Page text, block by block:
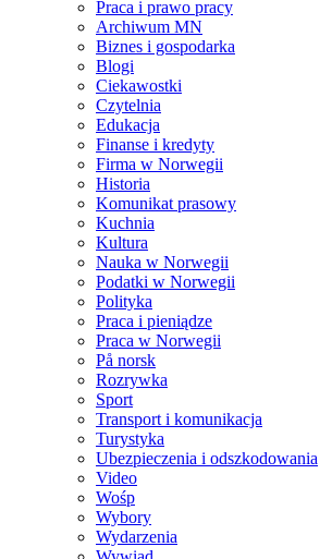
Praca i prawo pracy
Archiwum MN
Biznes i gospodarka
Blogi
Ciekawostki
Czytelnia
Edukacja
Finanse i kredyty
Firma w Norwegii
Historia
Komunikat prasowy
Kuchnia
Kultura
Nauka w Norwegii
Podatki w Norwegii
Polityka
Praca i pieniądze
Praca w Norwegii
På norsk
Rozrywka
Sport
Transport i komunikacja
Turystyka
Ubezpieczenia i odszkodowania
Video
Wośp
Wybory
Wydarzenia